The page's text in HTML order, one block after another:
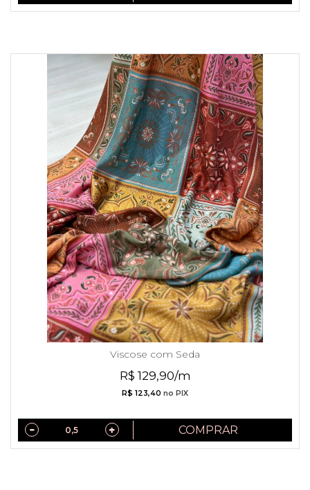
Viscose com Seda
R$ 129,90/m
R$ 123,40 no PIX
COMPRAR